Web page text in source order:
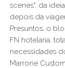
scenes", da
depois da
Presuntos, o
FN hotelaria,
necessidades
Marrone